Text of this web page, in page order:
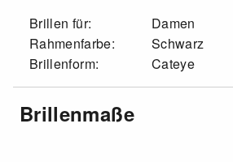
Brillen für:
Damen
Rahmenfarbe:
Schwarz
Brillenform:
Cateye
Brillenmaße